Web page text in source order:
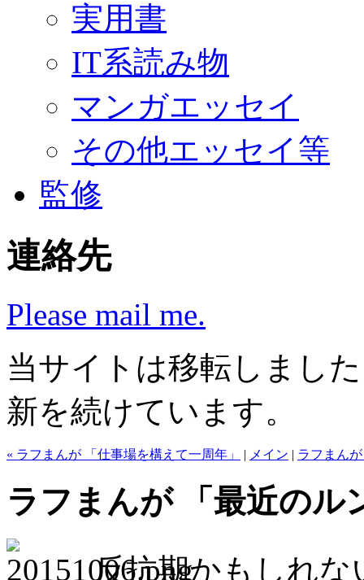
実用書
IT系読み物
マンガエッセイ
その他エッセイ等
監修
連絡先
Please mail me.
当サイトは移転しまし
新を続けています。
« ラフまんが 「仕事場を構えて一周年」 | メイン | ラフまん
ラフまんが 「最近のル
反抗期かもしれな